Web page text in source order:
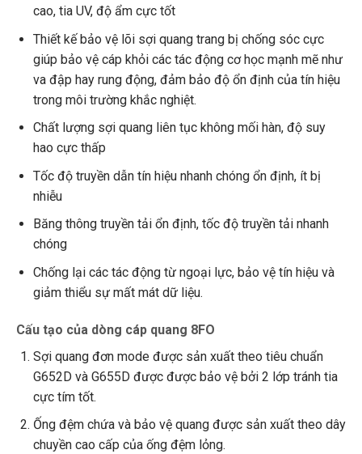
cao, tia UV, độ ẩm cực tốt
Thiết kế bảo vệ lõi sợi quang trang bị chống sóc cực
giúp bảo vệ cáp khỏi các tác động cơ học mạnh mẽ như
va đập hay rung động, đảm bảo độ ổn định của tín hiệu
trong môi trường khắc nghiệt.
Chất lượng sợi quang liên tục không mối hàn, độ suy
hao cực thấp
Tốc độ truyền dẫn tín hiệu nhanh chóng ổn định, ít bị
nhiễu
Băng thông truyền tải ổn định, tốc độ truyền tải nhanh
chóng
Chống lại các tác động từ ngoại lực, bảo vệ tín hiệu và
giảm thiểu sự mất mát dữ liệu.
Cấu tạo của dòng cáp quang 8FO
Sợi quang đơn mode được sản xuất theo tiêu chuẩn
G652D và G655D được được bảo vệ bởi 2 lớp tránh tia
cực tím tốt.
Ống đệm chứa và bảo vệ quang được sản xuất theo dây
chuyền cao cấp của ống đệm lỏng.